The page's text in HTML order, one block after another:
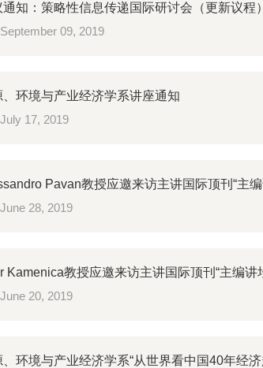
通知：策略性信息传递国际研讨会（更新议程）
September 09, 2019
、环境与产业经济学系讲座通知
July 17, 2019
Pavan教授应邀来访主讲国际顶刊“主
June 28, 2019
Kamenica教授应邀来访主讲国际顶刊“主编讲
June 20, 2019
、环境与产业经济学系“从世界看中国40年经